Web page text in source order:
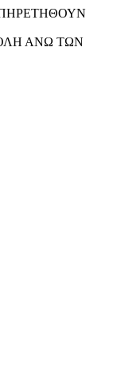
ΑΝΩ ΤΩΝ